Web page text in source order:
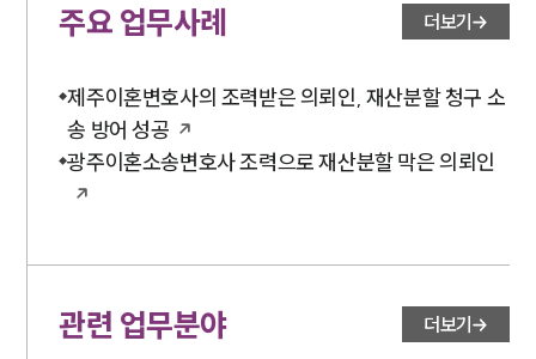
대륜법률상담예약
주요 업무사례 더보기
제주이혼변호사의 조력받은 의뢰인, 재산분할 청구 소
송 방어 성공
광주이혼소송변호사 조력으로 재산분할 막은 의뢰인
관련 업무분야 더보기